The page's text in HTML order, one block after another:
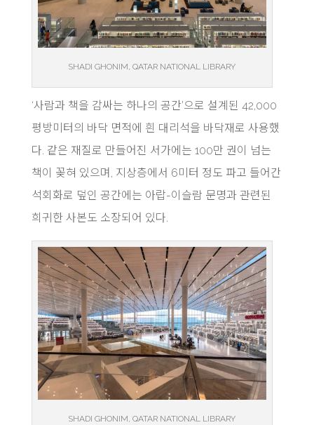
SHADI GHONIM, QATAR NATIONAL LIBRARY
‘사람과 책을 감싸는 하나의 공간’으로 설계된 42,000
평방미터의 바닥 면적에 흰 대리석을 바닥재로 사용했
다. 같은 재질로 만들어진 서가에는 100만 권이 넘는
책이 꽂혀 있으며, 지상층에서 6미터 정도 파고 들어간
석회화로 덮인 공간에는 아랍-이슬람 문명과 관련된
희귀한 사본도 소장되어 있다.
SHADI GHONIM, QATAR NATIONAL LIBRARY